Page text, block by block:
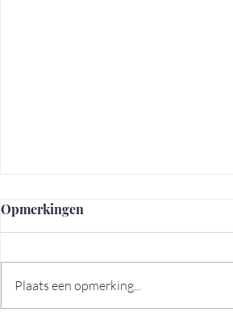
Opmerkingen
Plaats een opmerking...